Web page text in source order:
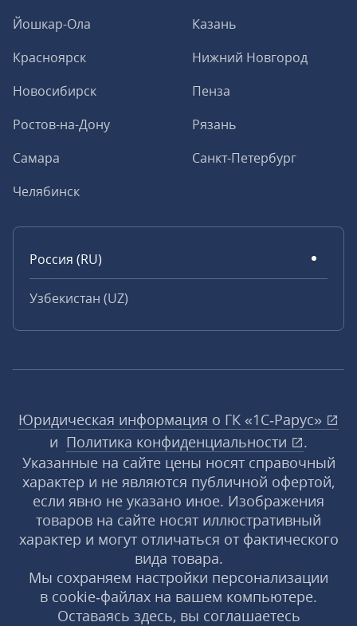
Йошкар-Ола
Казань
Красноярск
Нижний Новгород
Новосибирск
Пенза
Ростов-на-Дону
Рязань
Самара
Санкт-Петербург
Челябинск
Россия (RU)
Узбекистан (UZ)
Юридическая информация о ГК «1С‑Рарус»
и Политика конфиденциальности
.
Указанные на сайте цены носят справочный
характер и не являются публичной офертой,
если явно не указано иное. Изображения
товаров на сайте носят иллюстративный
характер и могут отличаться от фактического
вида товара.
Мы сохраняем настройки персонализации
в cookie‑файлах на вашем компьютере.
Оставаясь здесь, вы соглашаетесь